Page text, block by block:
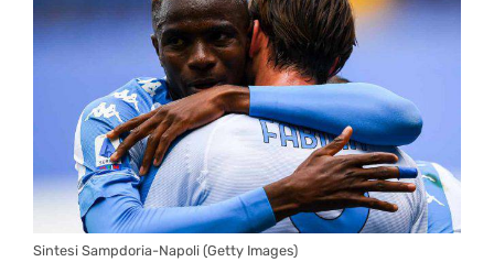
Sintesi Sampdoria-Napoli (Getty Images)